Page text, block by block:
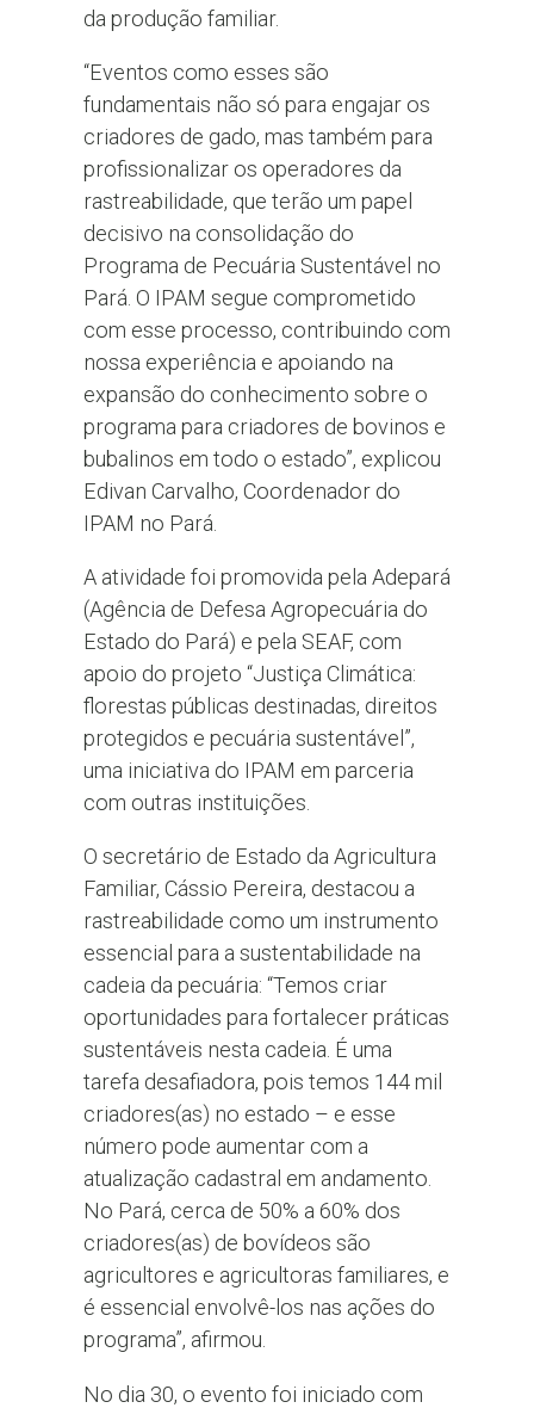
da produção familiar.
“Eventos como esses são
fundamentais não só para engajar os
criadores de gado, mas também para
profissionalizar os operadores da
rastreabilidade, que terão um papel
decisivo na consolidação do
Programa de Pecuária Sustentável no
Pará. O IPAM segue comprometido
com esse processo, contribuindo com
nossa experiência e apoiando na
expansão do conhecimento sobre o
programa para criadores de bovinos e
bubalinos em todo o estado”, explicou
Edivan Carvalho, Coordenador do
IPAM no Pará.
A atividade foi promovida pela Adepará
(Agência de Defesa Agropecuária do
Estado do Pará) e pela SEAF, com
apoio do projeto “Justiça Climática:
florestas públicas destinadas, direitos
protegidos e pecuária sustentável”,
uma iniciativa do IPAM em parceria
com outras instituições.
O secretário de Estado da Agricultura
Familiar, Cássio Pereira, destacou a
rastreabilidade como um instrumento
essencial para a sustentabilidade na
cadeia da pecuária: “Temos criar
oportunidades para fortalecer práticas
sustentáveis nesta cadeia. É uma
tarefa desafiadora, pois temos 144 mil
criadores(as) no estado – e esse
número pode aumentar com a
atualização cadastral em andamento.
No Pará, cerca de 50% a 60% dos
criadores(as) de bovídeos são
agricultores e agricultoras familiares, e
é essencial envolvê-los nas ações do
programa”, afirmou.
No dia 30, o evento foi iniciado com